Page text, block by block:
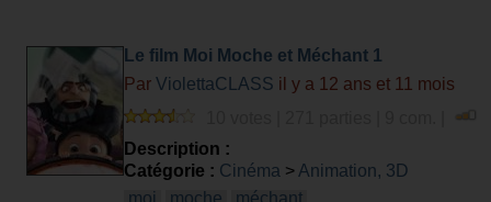
Le film Moi Moche et Méchant 1
Par ViolettaCLASS il y a 12 ans et 11 mois
Description :
Catégorie : Cinéma > Animation, 3D
moi
moche méchant